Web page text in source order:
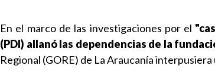
En el marco de las investigaciones por el
(PDI) allanó las dependencias de la
Regional (GORE) de La Araucanía